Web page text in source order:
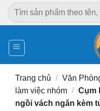
Chuyển
đến
dung
Tìm
kiếm:
Trang chủ / Văn
làm việc nhóm / Cụm
ngồi vách ngăn kèm